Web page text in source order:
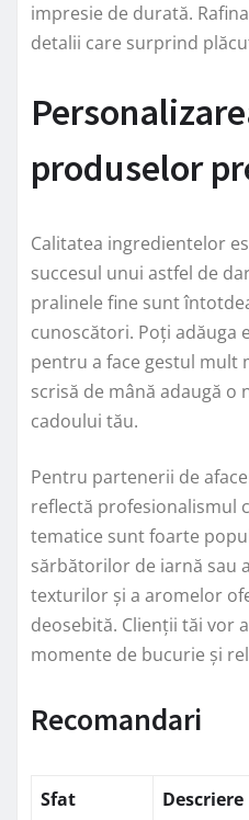
impresie de durată.
detalii care surprind
produselor
Calitatea ingredientelor
succesul unui astfel de
pralinele fine sunt
cunoscători. Poți adăuga
pentru a face gestul mult
scrisă de mână adaugă o
cadoului tău.
Pentru partenerii de
reflectă profesionalismul
tematice sunt foarte
sărbătorilor de iarnă sau
texturilor și a aromelor
deosebită. Clienții tăi vor
momente de bucurie și
Recomandari
Sfat
Descriere